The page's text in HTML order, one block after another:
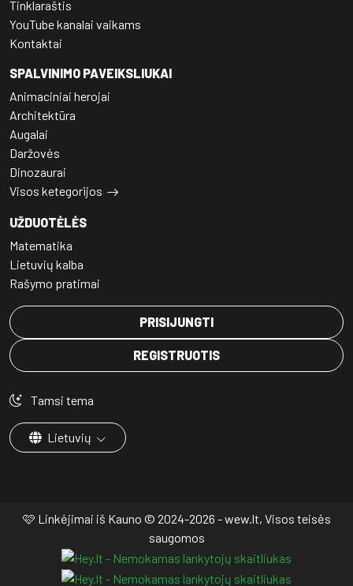
Tinklaraštis
YouTube kanalai vaikams
Kontaktai
SPALVINIMO PAVEIKSLIUKAI
Animaciniai herojai
Architektūra
Augalai
Daržovės
Dinozaurai
Visos ketegorijos
UŽDUOTĖLĖS
Matematika
Lietuvių kalba
Rašymo pratimai
PRISIJUNGTI
REGISTRUOTIS
Tamsi tema
Lietuvių
🩷 Linkėjimai iš Kauno © 2024-2026 - wew.lt, Visos teisės
saugomos